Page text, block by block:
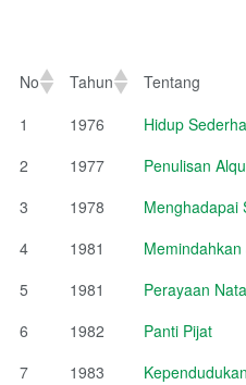
No Tahun
Tentang
1
1976
Hidup
2
1977
Penulisan
3
1978
Menghadapai
4
1981
5
1981
Perayaan
6
1982
Panti Pijat
7
1983